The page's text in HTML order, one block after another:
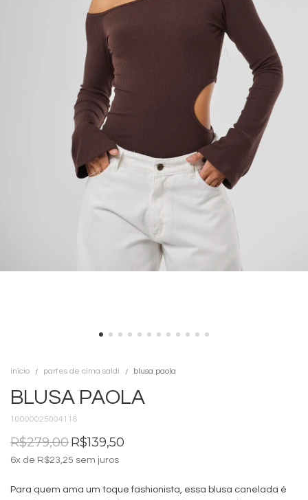
início partes de cima saldi blusa paola
BLUSA PAOLA
10000025004118
R$279,00R$139,50
6x de R$23,25 sem juros
Para quem ama um toque fashionista, essa blusa canelada é